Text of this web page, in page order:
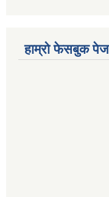
हाम्रो फेसबुक पेज